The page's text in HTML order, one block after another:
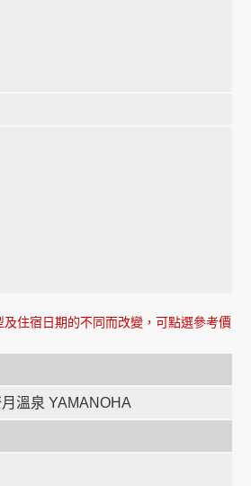
住宿日期的不同而改變，可點選參考價
溫泉 YAMANOHA